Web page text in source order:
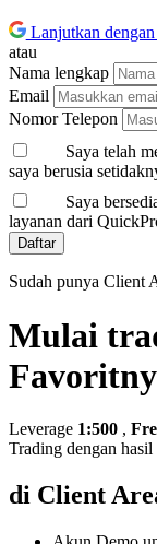
Lanjutkan
atau
Nama lengkap
Email
Nomor Telepon
Saya telah
saya berusia
Saya
layanan dari
Daftar
Sudah punya Client
Mulai
Leverage 1:500 ,
Trading dengan hasil
di Client